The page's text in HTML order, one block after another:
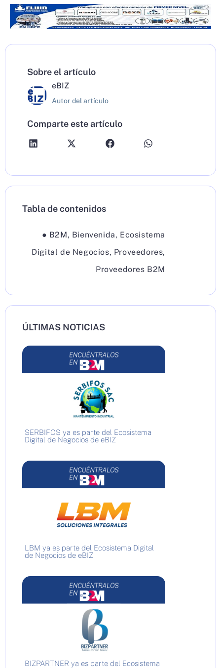
Sobre el artículo
eBIZ
Autor del artículo
Comparte este artículo
Tabla de contenidos
● B2M, Bienvenida, Ecosistema
Digital de Negocios, Proveedores,
Proveedores B2M
ÚLTIMAS NOTICIAS
SERBIFOS ya es parte del Ecosistema
Digital de Negocios de eBIZ
LBM ya es parte del Ecosistema Digital
de Negocios de eBIZ
BIZPARTNER ya es parte del Ecosistema